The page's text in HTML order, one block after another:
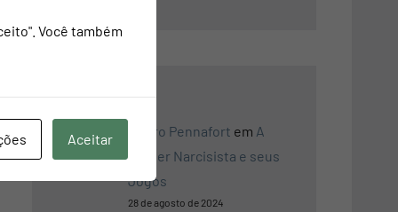
Mauro Pennafort em A
Mulher Narcisista e seus
Jogos
28 de agosto de 2024
Você também
Aceitar